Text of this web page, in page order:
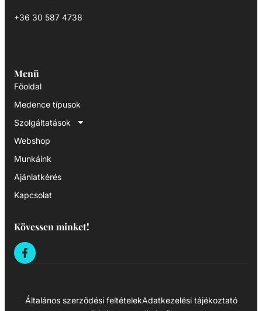
+36 30 587 4738
Menü
Főoldal
Medence típusok
Szolgáltatások
Webshop
Munkáink
Ajánlatkérés
Kapcsolat
Kövessen minket!
Általános szerződési feltételekAdatkezelési tájékoztató